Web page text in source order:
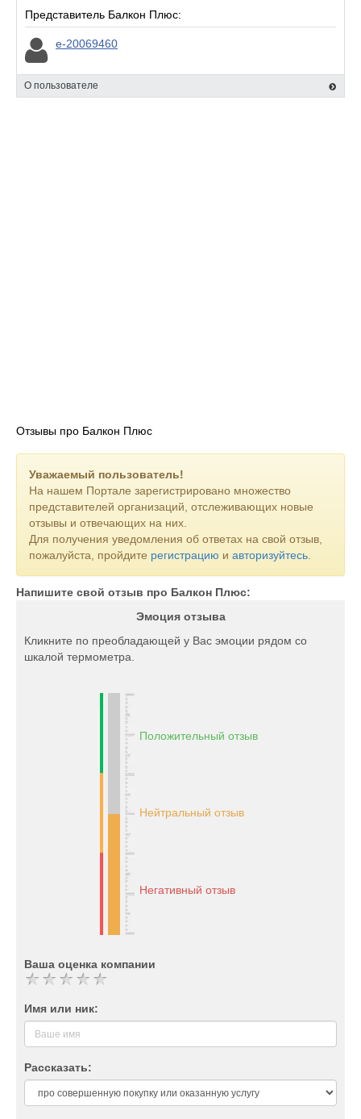
Представитель Балкон Плюс:
e-20069460
О пользователе
Отзывы про Балкон Плюс
Уважаемый пользователь!
На нашем Портале зарегистрировано множество
представителей организаций, отслеживающих новые
отзывы и отвечающих на них.
Для получения уведомления об ответах на свой отзыв,
пожалуйста, пройдите регистрацию и авторизуйтесь
Напишите свой отзыв про Балкон Плюс:
Эмоция отзыва
Кликните по преобладающей у Вас эмоции рядом со
шкалой термометра.
Положительный отзыв
Нейтральный отзыв
Негативный отзыв
Ваша оценка компании
Имя или ник:
Рассказать: